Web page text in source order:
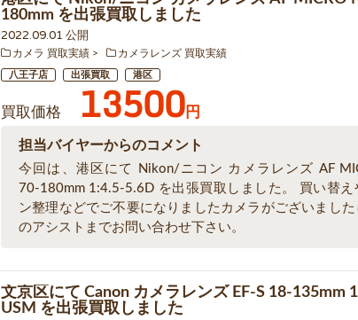
180mm を出張買取しました
2022.09.01 公開
カメラ 買取実績 カメラレンズ 買取実績
八王子店 出張買取 港区
買取価格 13500円
担当バイヤーからのコメント
今回は、港区にて Nikon/ニコン カメラレンズ AF
70-180mm 1:4.5-5.6D を出張買取しました。 買い替え
ン整理などでご不要になりましたカメラがございました
のアシストまでお問い合わせ下さい。
文京区にて Canon カメラレンズ EF-S 18-135mm
USM を出張買取しました